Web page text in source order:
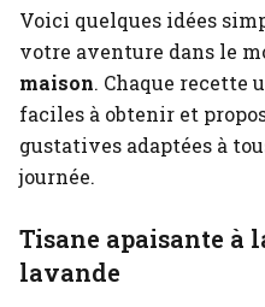
Voici quelques idées
votre aventure dans le
maison. Chaque recette
faciles à obtenir et
gustatives adaptées à
journée.
Tisane apaisante à
lavande